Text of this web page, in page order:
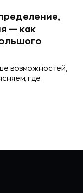
— как
возможностей,
где